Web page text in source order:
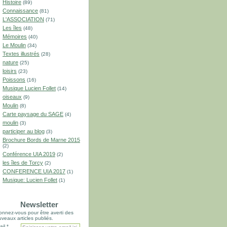
Histoire (89)
Connaissance (81)
L'ASSOCIATION (71)
Les îles (48)
Mémoires (40)
Le Moulin (34)
Textes illustrés (28)
nature (25)
loisirs (23)
Poissons (16)
Musique Lucien Follet (14)
oiseaux (9)
Moulin (8)
Carte paysage du SAGE (4)
moulin (3)
participer au blog (3)
Brochure Bords de Marne 2015
(2)
Conférence UIA 2019 (2)
les îles de Torcy (2)
CONFERENCE UIA 2017 (1)
Musique: Lucien Follet (1)
Newsletter
vous pour être averti des
articles publiés.